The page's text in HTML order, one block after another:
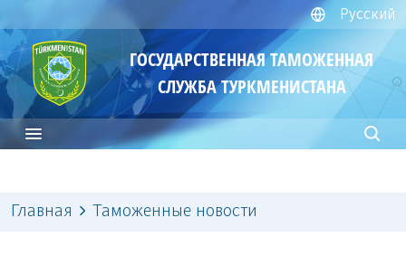
Русский
ГОСУДАРСТВЕННАЯ ТАМОЖЕННАЯ
СЛУЖБА ТУРКМЕНИСТАНА
Главная Таможенные новости